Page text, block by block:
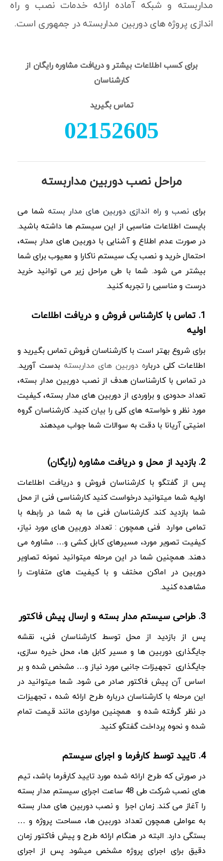
مداربسته و شبکه آماده ارائه خدمات نصب و راه
اندازی پروژه های دوربین مداربسته در جمهوری است.
برای کسب اطلاعات بیشتر و دریافت مشاوره رایگان از
کارشناسان
تماس بگیرید
02152605
مراحل نصب دوربین مداربسته
برای نصب و راه اندازی دوربین های مدار بسته شما می
بایست اطلاعات مناسبی از این سیستم ها داشته باشید.
در صورت عدم اطلاع و آشنایی با دوربین های مدار بسته،
احتمال خرید و نصب یک سیستم ناکارا و معیوب برای شما
بیشتر می شود. شما با طی مراحل زیر می توانید خرید
درست و مناسبی را تجربه کنید.
1. تماس با کارشناس فروش و دریافت اطلاعات
اولیه
برای شروع بهتر است با کارشناسان فروش تماس بگیرید و
اطلاعات کلی درباره دوربین های مداربسته بدست آورید.
در تماس با کارشناسان هدف از نصب دوربین مدار بسته،
تعداد حدودی و براوردی از دوربین های مدار بسته، کیفیت
مورد نظر و خواسته های کلی را بیان کنید. کارشناسان گروه
امنیتی آریانا با دقت به سوالات شما جواب میدهند
2. بازدید از محل و دریافت مشاوره (رایگان)
پس از گفتگو با کارشناسان فروش و دریافت اطلاعات
اولیه شما میتوانید درخواست کنید کارشناسی فنی از محل
شما بازدید کند. کارشناسان فنی ما به شما در رابطه با
تمامی موارد فنی همچون : تعداد دوربین های مورد نیاز،
کیفیت تصویر مورد، مسیرهای کابل کشی و… مشاوره می
دهند. همچنین شما در این مرحله میتوانید نمونه تصاویر
دوربین در اماکن مختف و با کیفیت های متفاوت را
مشاهده کنید.
3. طراحی سیستم مدار بسته و ارسال پیش فاکتور
پس از بازدید از محل توسط کارشناسان فنی، نقشه
جایگذاری دوربین ها و مسیر کابل ها، محل خیره سازی،
جایگذاری تجهیزات جانبی مورد نیاز و… مشخص شده و بر
اساس آن پیش فاکتور صادر می شود. شما میتوانید در
این مرحله با کارشناسان درباره طرح ارائه شده ، تجهیزات
در نظر گرفته شده و همچنین مواردی مانند قیمت تمام
شده و نحوه پرداخت گفتگو کنید.
4. تایید توسط کارفرما و اجرای سیستم
در صورتی که طرح ارائه شده مورد تایید کارفرما باشد، تیم
های نصب شرکت طی 48 ساعت اجرای سیستم مدار بسته
را آغاز می کند. زمان اجرا و نصب دوربین های مدار بسته
به عواملی همچون تعداد دوربین ها، مساحت پروژه و …
بستگی دارد. البته در هنگام ارائه طرح و پیش فاکتور زمان
دقیق برای اجرای پروژه مشخص میشود. پس از اجرای